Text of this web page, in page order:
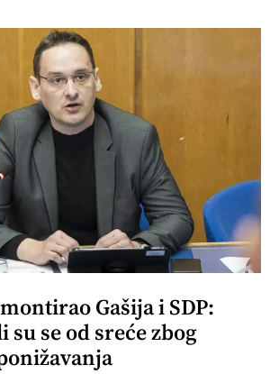
Gašija i SDP:
su se od sreće zbog